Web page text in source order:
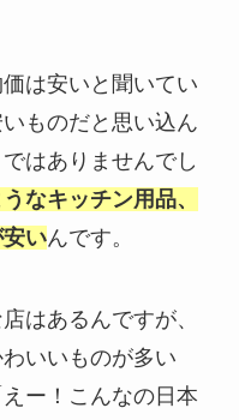
は安いと聞いてい
ものだと思い込ん
はありませんでし
なキッチン用品、
いんです。
はあるんですが、
いいものが多い
ー！こんなの日本